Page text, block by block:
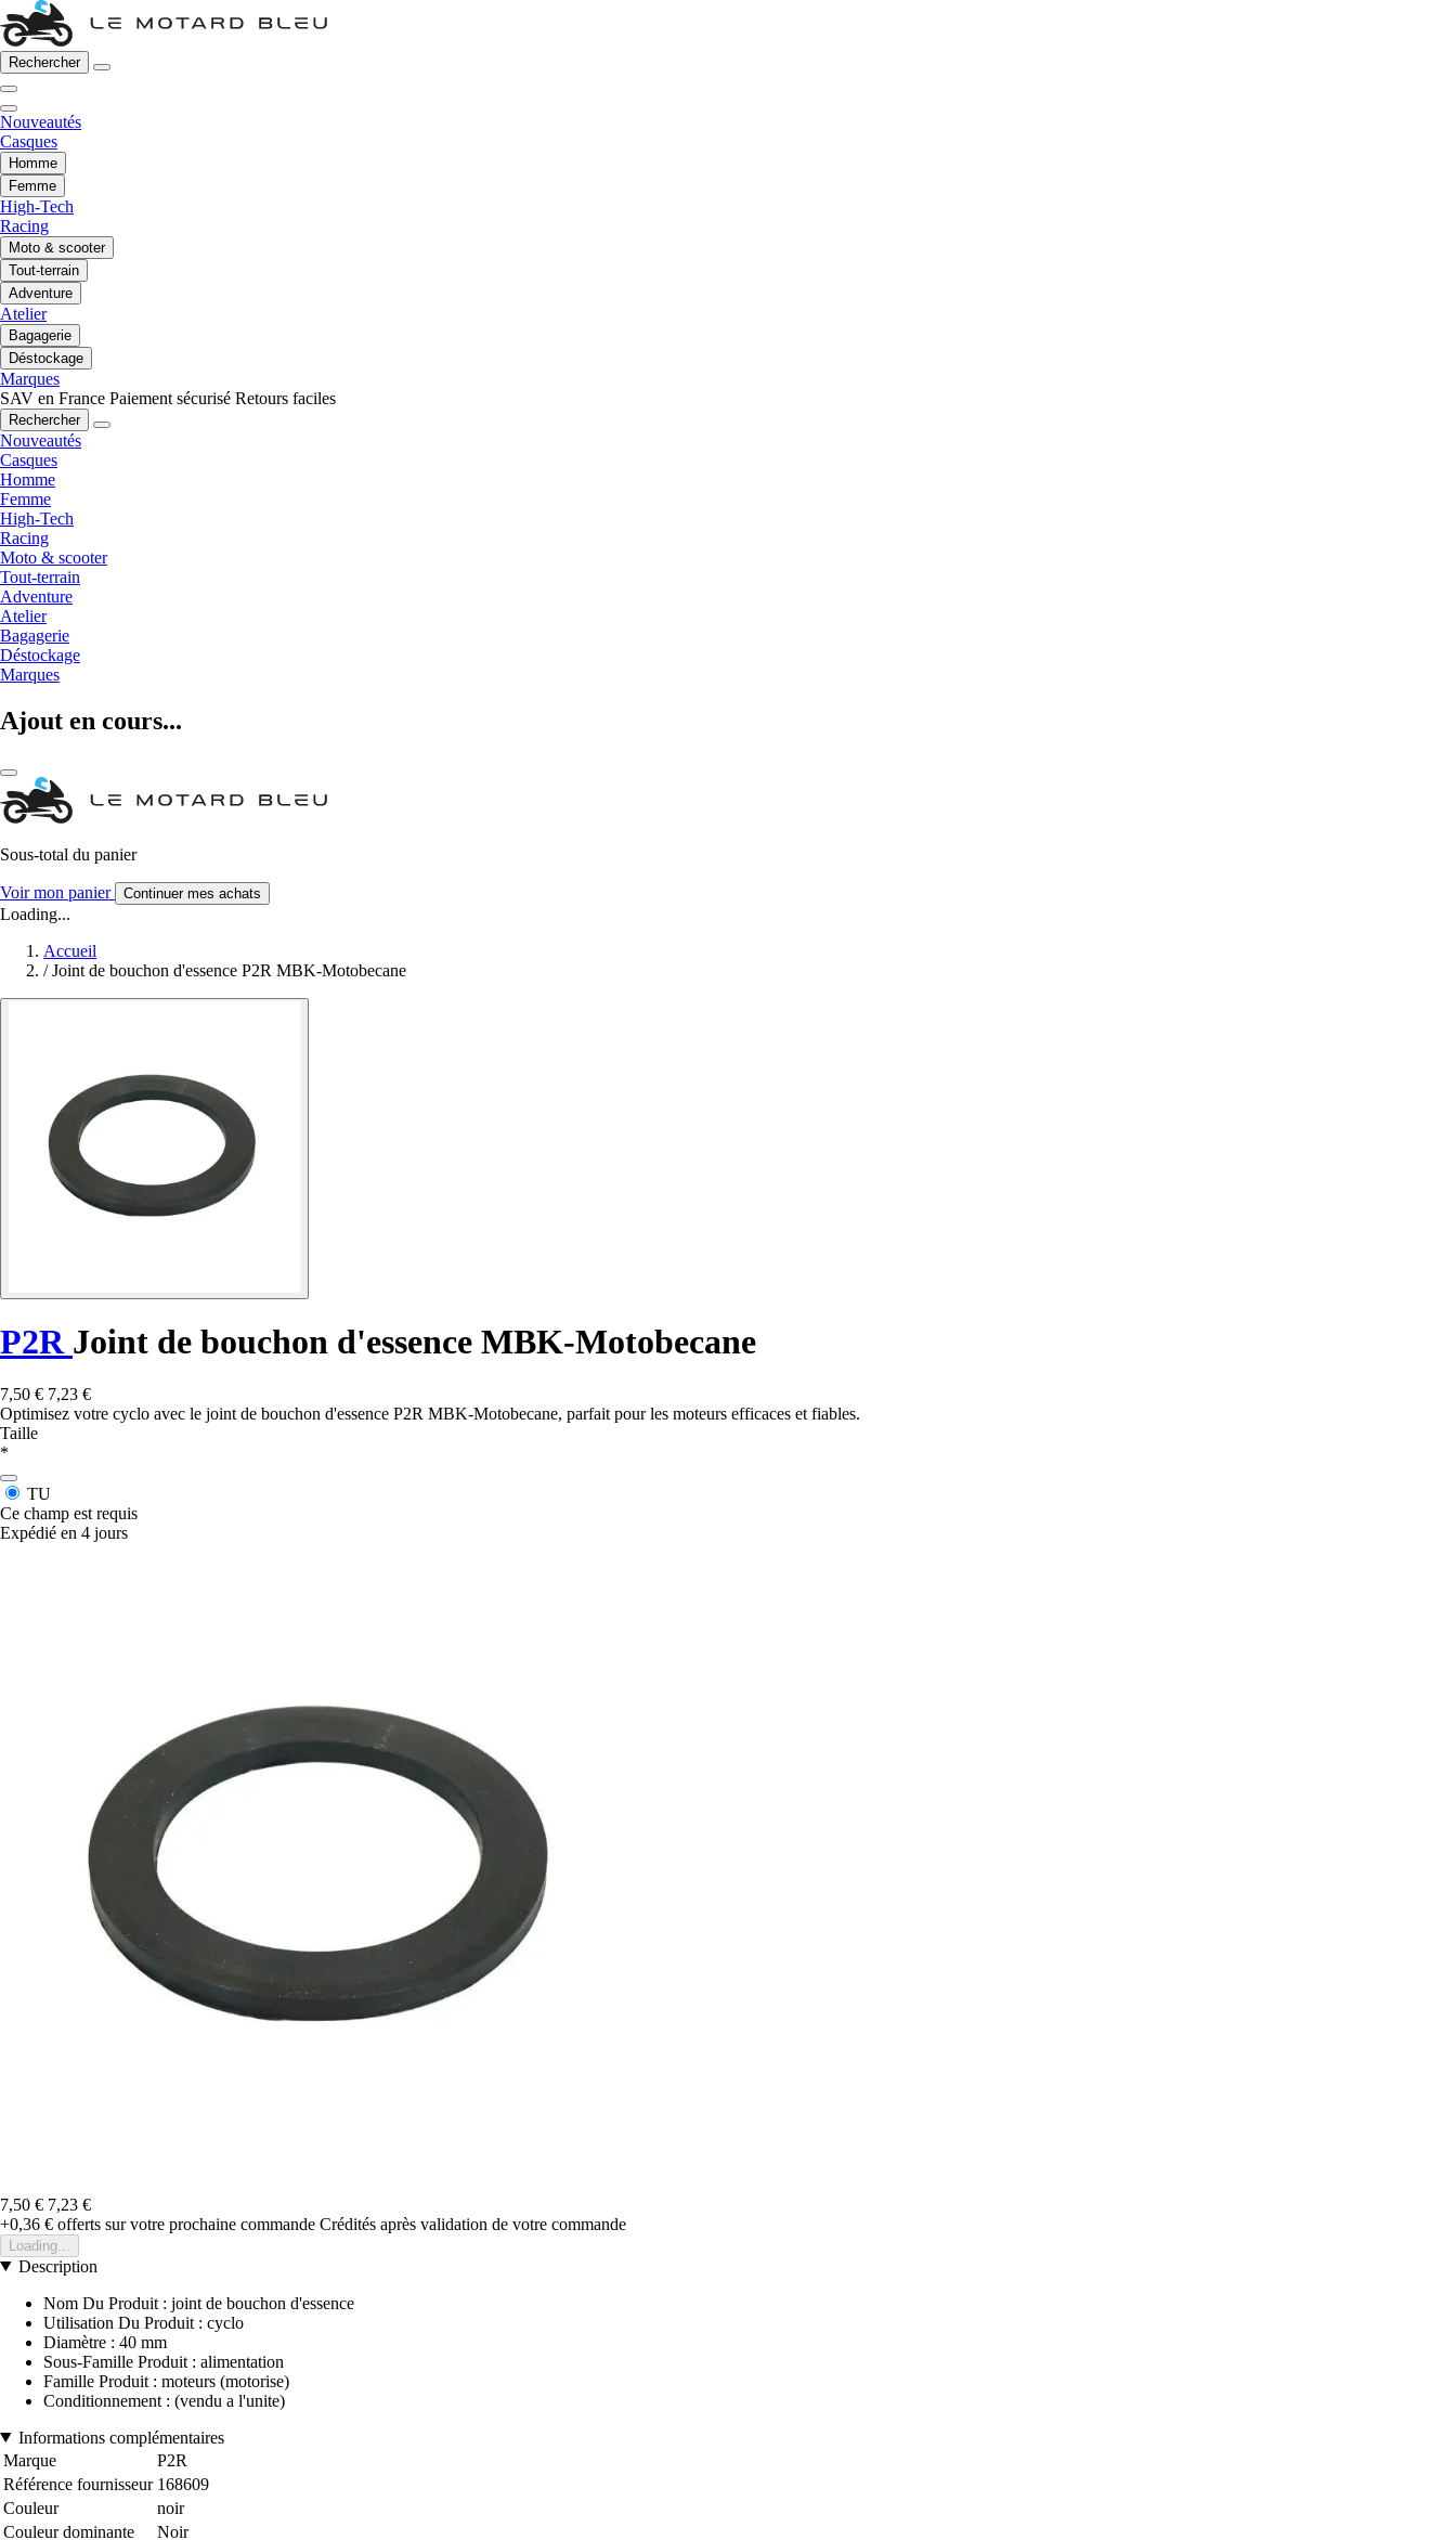
Rechercher
Nouveautés
Casques
Homme
Femme
High-Tech
Racing
Moto & scooter
Tout-terrain
Adventure
Atelier
Bagagerie
Déstockage
Marques
SAV en France Paiement sécurisé Retours faciles
Rechercher
Nouveautés
Casques
Homme
Femme
High-Tech
Racing
Moto & scooter
Tout-terrain
Adventure
Atelier
Bagagerie
Déstockage
Marques
Ajout en cours...
Sous-total du panier
Voir mon panier Continuer mes achats
Loading...
Accueil
/ Joint de bouchon d'essence P2R MBK-Motobecane
P2R Joint de bouchon d'essence MBK-Motobecane
7,50 € 7,23 €
Optimisez votre cyclo avec le joint de bouchon d'essence P2R MBK-Motobecane, parfait pour les moteurs efficaces et fiables.
Taille
*
TU
Ce champ est requis
Expédié en 4 jours
7,50 € 7,23 €
+0,36 € offerts sur votre prochaine commande Crédités après validation de votre commande
Loading...
Description
Nom Du Produit : joint de bouchon d'essence
Utilisation Du Produit : cyclo
Diamètre : 40 mm
Sous-Famille Produit : alimentation
Famille Produit : moteurs (motorise)
Conditionnement : (vendu a l'unite)
Informations complémentaires
Marque
P2R
Référence fournisseur 168609
Couleur
noir
Couleur dominante
Noir